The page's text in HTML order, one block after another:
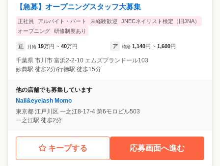
【急募】オープニングスタッフ大募集
正社員 アルバイト・パート 未経験歓迎
JNECネイリスト検定（旧JNA）
オープニング
研修制度あり
正 月給 19万円 ~ 40万円 ア 時給 1,140円 ~ 1,600円
千葉県 市川市 富浜2-2-10 エムズプランドール103
妙典駅 徒歩2分/行徳駅 徒歩15分
他の店舗でも募集しています
Nail&eyelash Momo
東京都 江戸川区 一之江8-17-4 第6モロビル503
一之江駅 徒歩2分
キープする 応募画面へ進む